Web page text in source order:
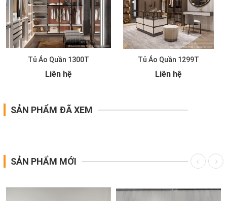
Tủ Áo Quần 1300T
Liên hệ
Tủ Áo Quần 1299T
Liên hệ
SẢN PHẨM ĐÃ XEM
SẢN PHẨM MỚI